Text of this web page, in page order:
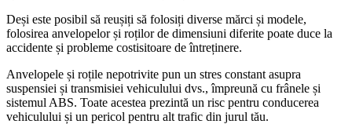
Deși este posibil să reușiți să folosiți diverse mărci și modele,
folosirea anvelopelor și roților de dimensiuni diferite poate duce la
accidente și probleme costisitoare de întreținere.
Anvelopele și roțile nepotrivite pun un stres constant asupra
suspensiei și transmisiei vehiculului dvs., împreună cu frânele și
sistemul ABS. Toate acestea prezintă un risc pentru conducerea
vehiculului și un pericol pentru alt trafic din jurul tău.